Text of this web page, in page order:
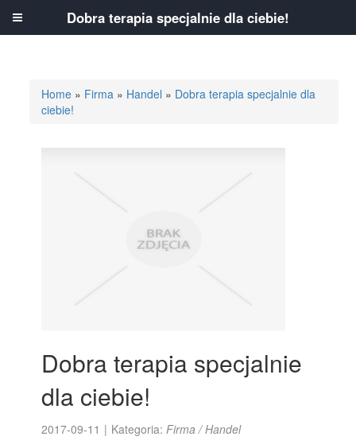
Home » Firma » Handel » Dobra terapia specjalnie dla
ciebie!
Dobra terapia specjalnie
dla ciebie!
2017-09-11 | Kategoria:Firma / Handel
Dobra terapia specjalnie dla ciebie!